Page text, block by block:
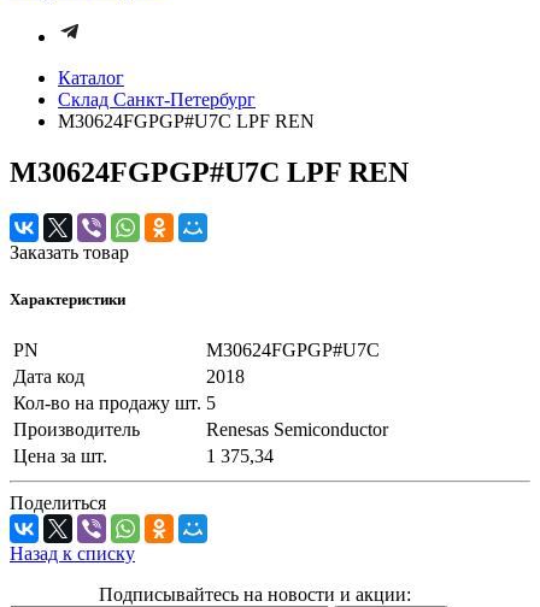
Каталог
Cклад Санкт-Петербург
M30624FGPGP#U7C LPF REN
M30624FGPGP#U7C LPF REN
Заказать товар
Характеристики
PN
M30624FGPGP#U7C
Дата код
2018
Кол-во на продажу шт. 5
Производитель
Renesas Semiconductor
Цена за шт.
1 375,34
Поделиться
Назад к списку
Подписывайтесь на новости и акции: